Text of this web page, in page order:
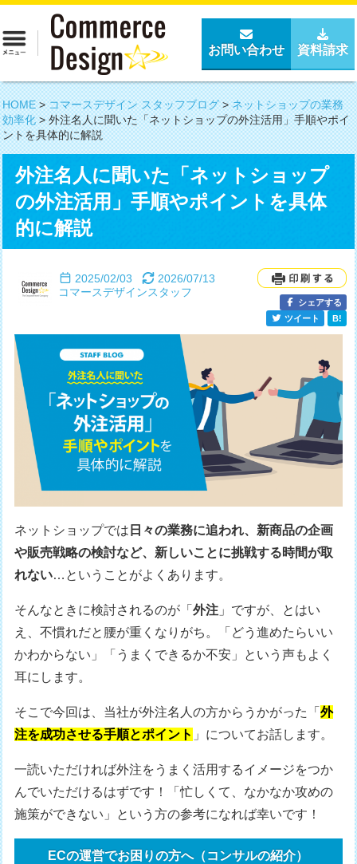
お問い合わせ 資料請求
HOME>コマースデザイン スタッフブログ>ネットショップの業務
効率化>外注名人に聞いた「ネットショップの外注活用」手順やポイ
ントを具体的に解説
外注名人に聞いた「ネットショップ
の外注活用」手順やポイントを具体
的に解説
2025/02/03
2026/07/13
コマースデザインスタッフ
シェアする
ツイート
B!
ネットショップでは 日々の業務に追われ、新商品の企画
や販売戦略の検討など、新しいことに挑戦する時間が取
れない…ということがよくあります。
そんなときに検討されるのが「外注 」ですが、とはい
え、不慣れだと腰が重くなりがち。「どう進めたらいい
かわからない」「うまくできるか不安」という声もよく
耳にします。
そこで今回は、当社が外注名人の方からうかがった「外
注を成功させる手順とポイント 」についてお話します。
一読いただければ外注をうまく活用するイメージをつか
んでいただけるはずです！「忙しくて、なかなか攻めの
施策ができない」という方の参考になれば幸いです！
ECの運営でお困りの方へ（コンサルの紹介）